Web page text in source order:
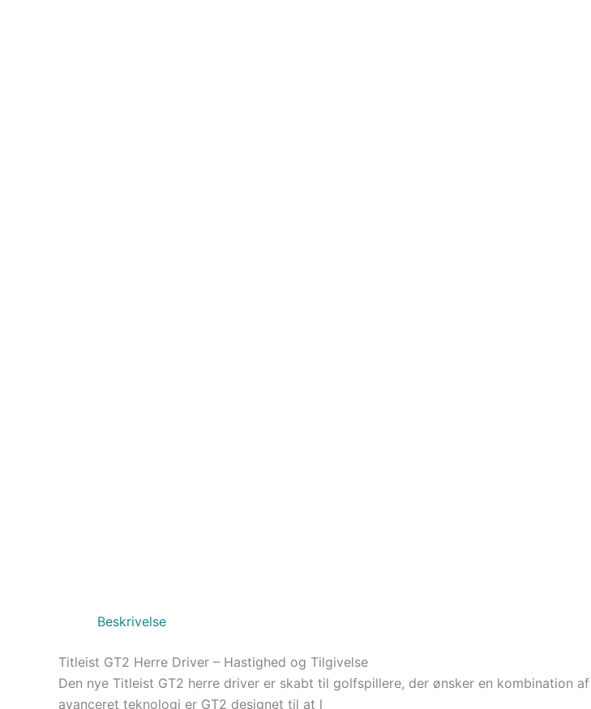
Beskrivelse
Titleist GT2 Herre Driver – Hastighed og Tilgivelse
Den nye Titleist GT2 herre driver er skabt til golfspillere, der ønsker en kombination
avanceret teknologi er GT2 designet til at l